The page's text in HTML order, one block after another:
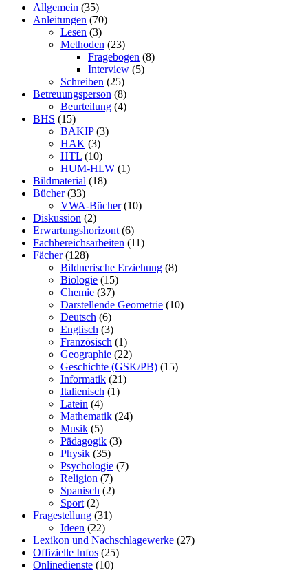
Allgemein (35)
Anleitungen (70)
Lesen (3)
Methoden (23)
Fragebogen (8)
Interview (5)
Schreiben (25)
Betreuungsperson (8)
Beurteilung (4)
BHS (15)
BAKIP(3)
HAK (3)
HTL (10)
HUM-HLW (1)
Bildmaterial (18)
Bücher(33)
VWA-Bücher(10)
Diskussion (2)
Erwartungshorizont (6)
Fachbereichsarbeiten (11)
Fächer(128)
Bildnerische Erziehung (8)
Biologie (15)
Chemie (37)
Darstellende Geometrie (10)
Deutsch (6)
Englisch (3)
Französisch (1)
Geographie (22)
Geschichte (GSK/PB) (15)
Informatik (21)
Italienisch (1)
Latein (4)
Mathematik (24)
Musik (5)
Pädagogik (3)
Physik (35)
Psychologie (7)
Religion (7)
Spanisch (2)
Sport (2)
Fragestellung (31)
Ideen (22)
Lexikon und Nachschlagewerke (27)
Offizielle Infos (25)
Onlinedienste (10)